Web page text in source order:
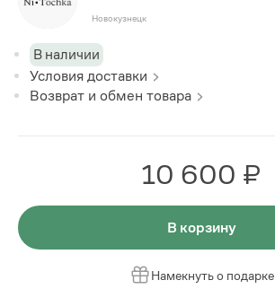
Новокузнецк
В наличии
Условия доставки
Возврат и обмен товара
10 600 ₽
В корзину
Намекнуть о подарке